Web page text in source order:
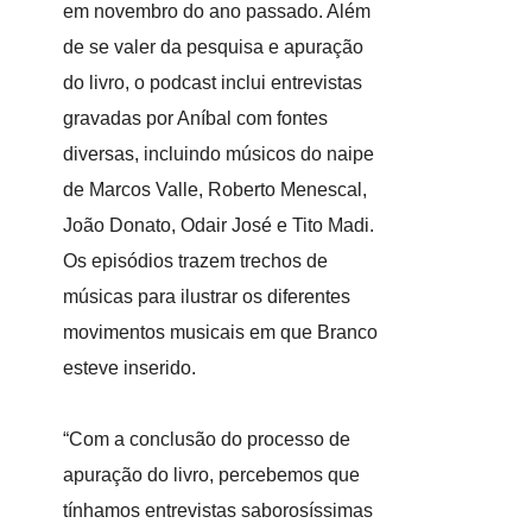
em novembro do ano passado. Além
de se valer da pesquisa e apuração
do livro, o podcast inclui entrevistas
gravadas por Aníbal com fontes
diversas, incluindo músicos do naipe
de Marcos Valle, Roberto Menescal,
João Donato, Odair José e Tito Madi.
Os episódios trazem trechos de
músicas para ilustrar os diferentes
movimentos musicais em que Branco
esteve inserido.
“Com a conclusão do processo de
apuração do livro, percebemos que
tínhamos entrevistas saborosíssimas